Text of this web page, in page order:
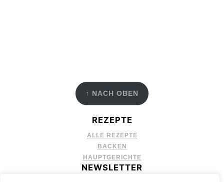
↑ NACH OBEN
REZEPTE
ALLE REZEPTE
BACKEN
HAUPTGERICHTE
NEWSLETTER